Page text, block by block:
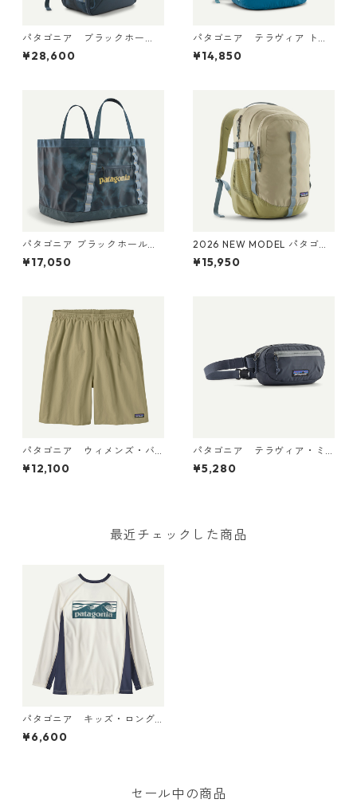
パタゴニア ブラックホー
ル・ミニ・MLC 30L Sastrug
i: Summit Blue 49266 日本正
¥28,600
パタゴニア テラヴィア トー
ト パック 24L Snowmelt Blu
e 48814 日本正規品
¥14,850
パタゴニア ブラックホール・
ギア・トート 61L Sastrugi: S
ummit Blue 49276 日本正
¥17,050
2026 NEW MODEL パタゴニ
ア レフュジオ・デイパック 2
6L Weathered Stone 47914
¥15,950
パタゴニア ウィメンズ・バ
ギーズ・ロング Weathered S
tone 57035 Patagonia Wom
¥12,100
パタゴニア テラヴィア・ミ
ニ・ヒップ・パック 1L (カラ
ー Smolder Blue) Patagonia
¥5,280
最近チェックした商品
パタゴニア キッズ・ロング
スリーブ・キャプリーン・シ
ルクウェイト・ラッシュガー
e® Silkweight Rashguard 日
¥6,600
セール中の商品